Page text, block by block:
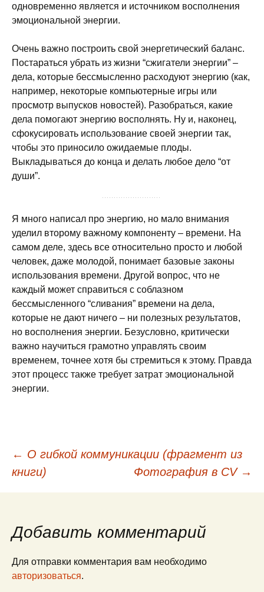
одновременно является и источником восполнения
эмоциональной энергии.
Очень важно построить свой энергетический баланс.
Постараться убрать из жизни “сжигатели энергии” –
дела, которые бессмысленно расходуют энергию (как,
например, некоторые компьютерные игры или
просмотр выпусков новостей). Разобраться, какие
дела помогают энергию восполнять. Ну и, наконец,
сфокусировать использование своей энергии так,
чтобы это приносило ожидаемые плоды.
Выкладываться до конца и делать любое дело “от
души”.
Я много написал про энергию, но мало внимания
уделил второму важному компоненту – времени. На
самом деле, здесь все относительно просто и любой
человек, даже молодой, понимает базовые законы
использования времени. Другой вопрос, что не
каждый может справиться с соблазном
бессмысленного “сливания” времени на дела,
которые не дают ничего – ни полезных результатов,
но восполнения энергии. Безусловно, критически
важно научиться грамотно управлять своим
временем, точнее хотя бы стремиться к этому. Правда
этот процесс также требует затрат эмоциональной
энергии.
Навигация
по
записям
← О гибкой коммуникации (фрагмент из
книги)
Фотография в CV →
Добавить комментарий
Для отправки комментария вам необходимо
авторизоваться.